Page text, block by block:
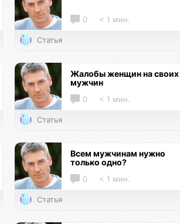
0 < 1 мин.
Статья
Жалобы женщин на своих
мужчин
0 < 1 мин.
Статья
Всем мужчинам нужно
только одно?
0 < 1 мин.
Статья